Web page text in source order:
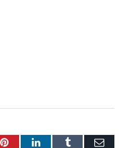
PinterestLinkedInTumblr E-